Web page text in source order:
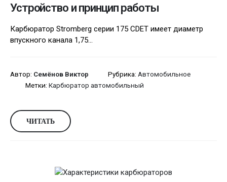
Устройство и принцип работы
Карбюратор Stromberg серии 175 CDET имеет диаметр
впускного канала 1,75...
Автор: Семёнов Виктор Рубрика: Автомобильное
Метки: Карбюратор автомобильный
ЧИТАТЬ